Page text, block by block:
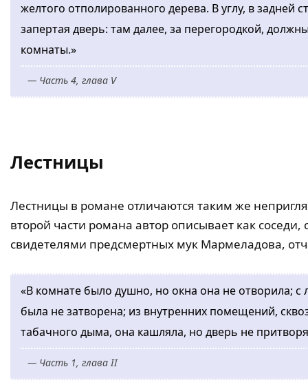
желтого отполированного дерева. В углу, в задней
запертая дверь: там далее, за перегородкой,
комнаты.»
— Часть 4, глава V
Лестницы
Лестницы в романе отличаются таким же
второй части романа автор описывает как
свидетелями предсмертных мук Мармеладова,
«В комнате было душно, но окна она не отворила;
была не затворена; из внутренних помещений,
табачного дыма, она кашляла, но дверь не
— Часть 1, глава II